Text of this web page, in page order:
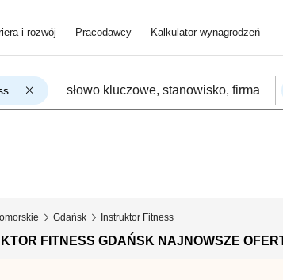
i rozwój Pracodawcy Kalkulator wynagrodzeń
Gdańsk Instruktor Fitness
FITNESS GDAŃSK NAJNOWSZE